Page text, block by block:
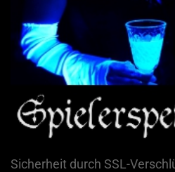
Sicherheit durch SSL-